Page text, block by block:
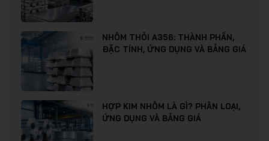
NHÔM THỎI A356: THÀNH PHẦN,
ĐẶC TÍNH, ỨNG DỤNG VÀ BẢNG GIÁ
HỢP KIM NHÔM LÀ GÌ? PHÂN LOẠI,
ỨNG DỤNG VÀ BẢNG GIÁ